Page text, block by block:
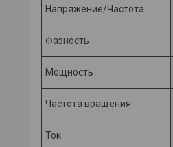
Напряжение/Частота
Фазность
Мощность
Частота вращения
Ток